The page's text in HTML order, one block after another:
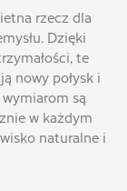
rzecz dla
Dzięki
te
nowy połysk i
są
w każdym
naturalne i